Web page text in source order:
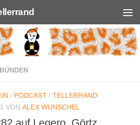
/ PODCAST / TELLERRAND
VON ALEX WUNSCHEL